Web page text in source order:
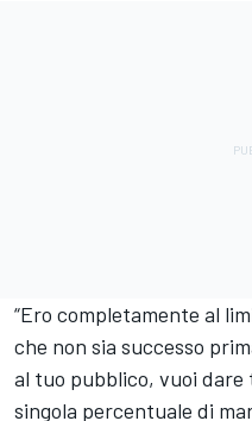
“Ero completamente al
che non sia successo
al tuo pubblico, vuoi
singola percentuale di